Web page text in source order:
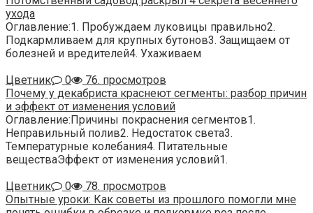
ухода
Оглавление:1. Пробуждаем луковицы правильно2.
Подкармливаем для крупных бутонов3. Защищаем от
болезней и вредителей4. Ухаживаем
Цветник
0
76. просмотров
Почему у декабриста краснеют сегменты: разбор причин
и эффект от изменения условий
Оглавление:Причины покраснения сегментов1.
Неправильный полив2. Недостаток света3.
Температурные колебания4. Питательные
веществаЭффект от изменения условий1.
Цветник
0
78. просмотров
Опытные уроки: Как советы из прошлого помогли мне